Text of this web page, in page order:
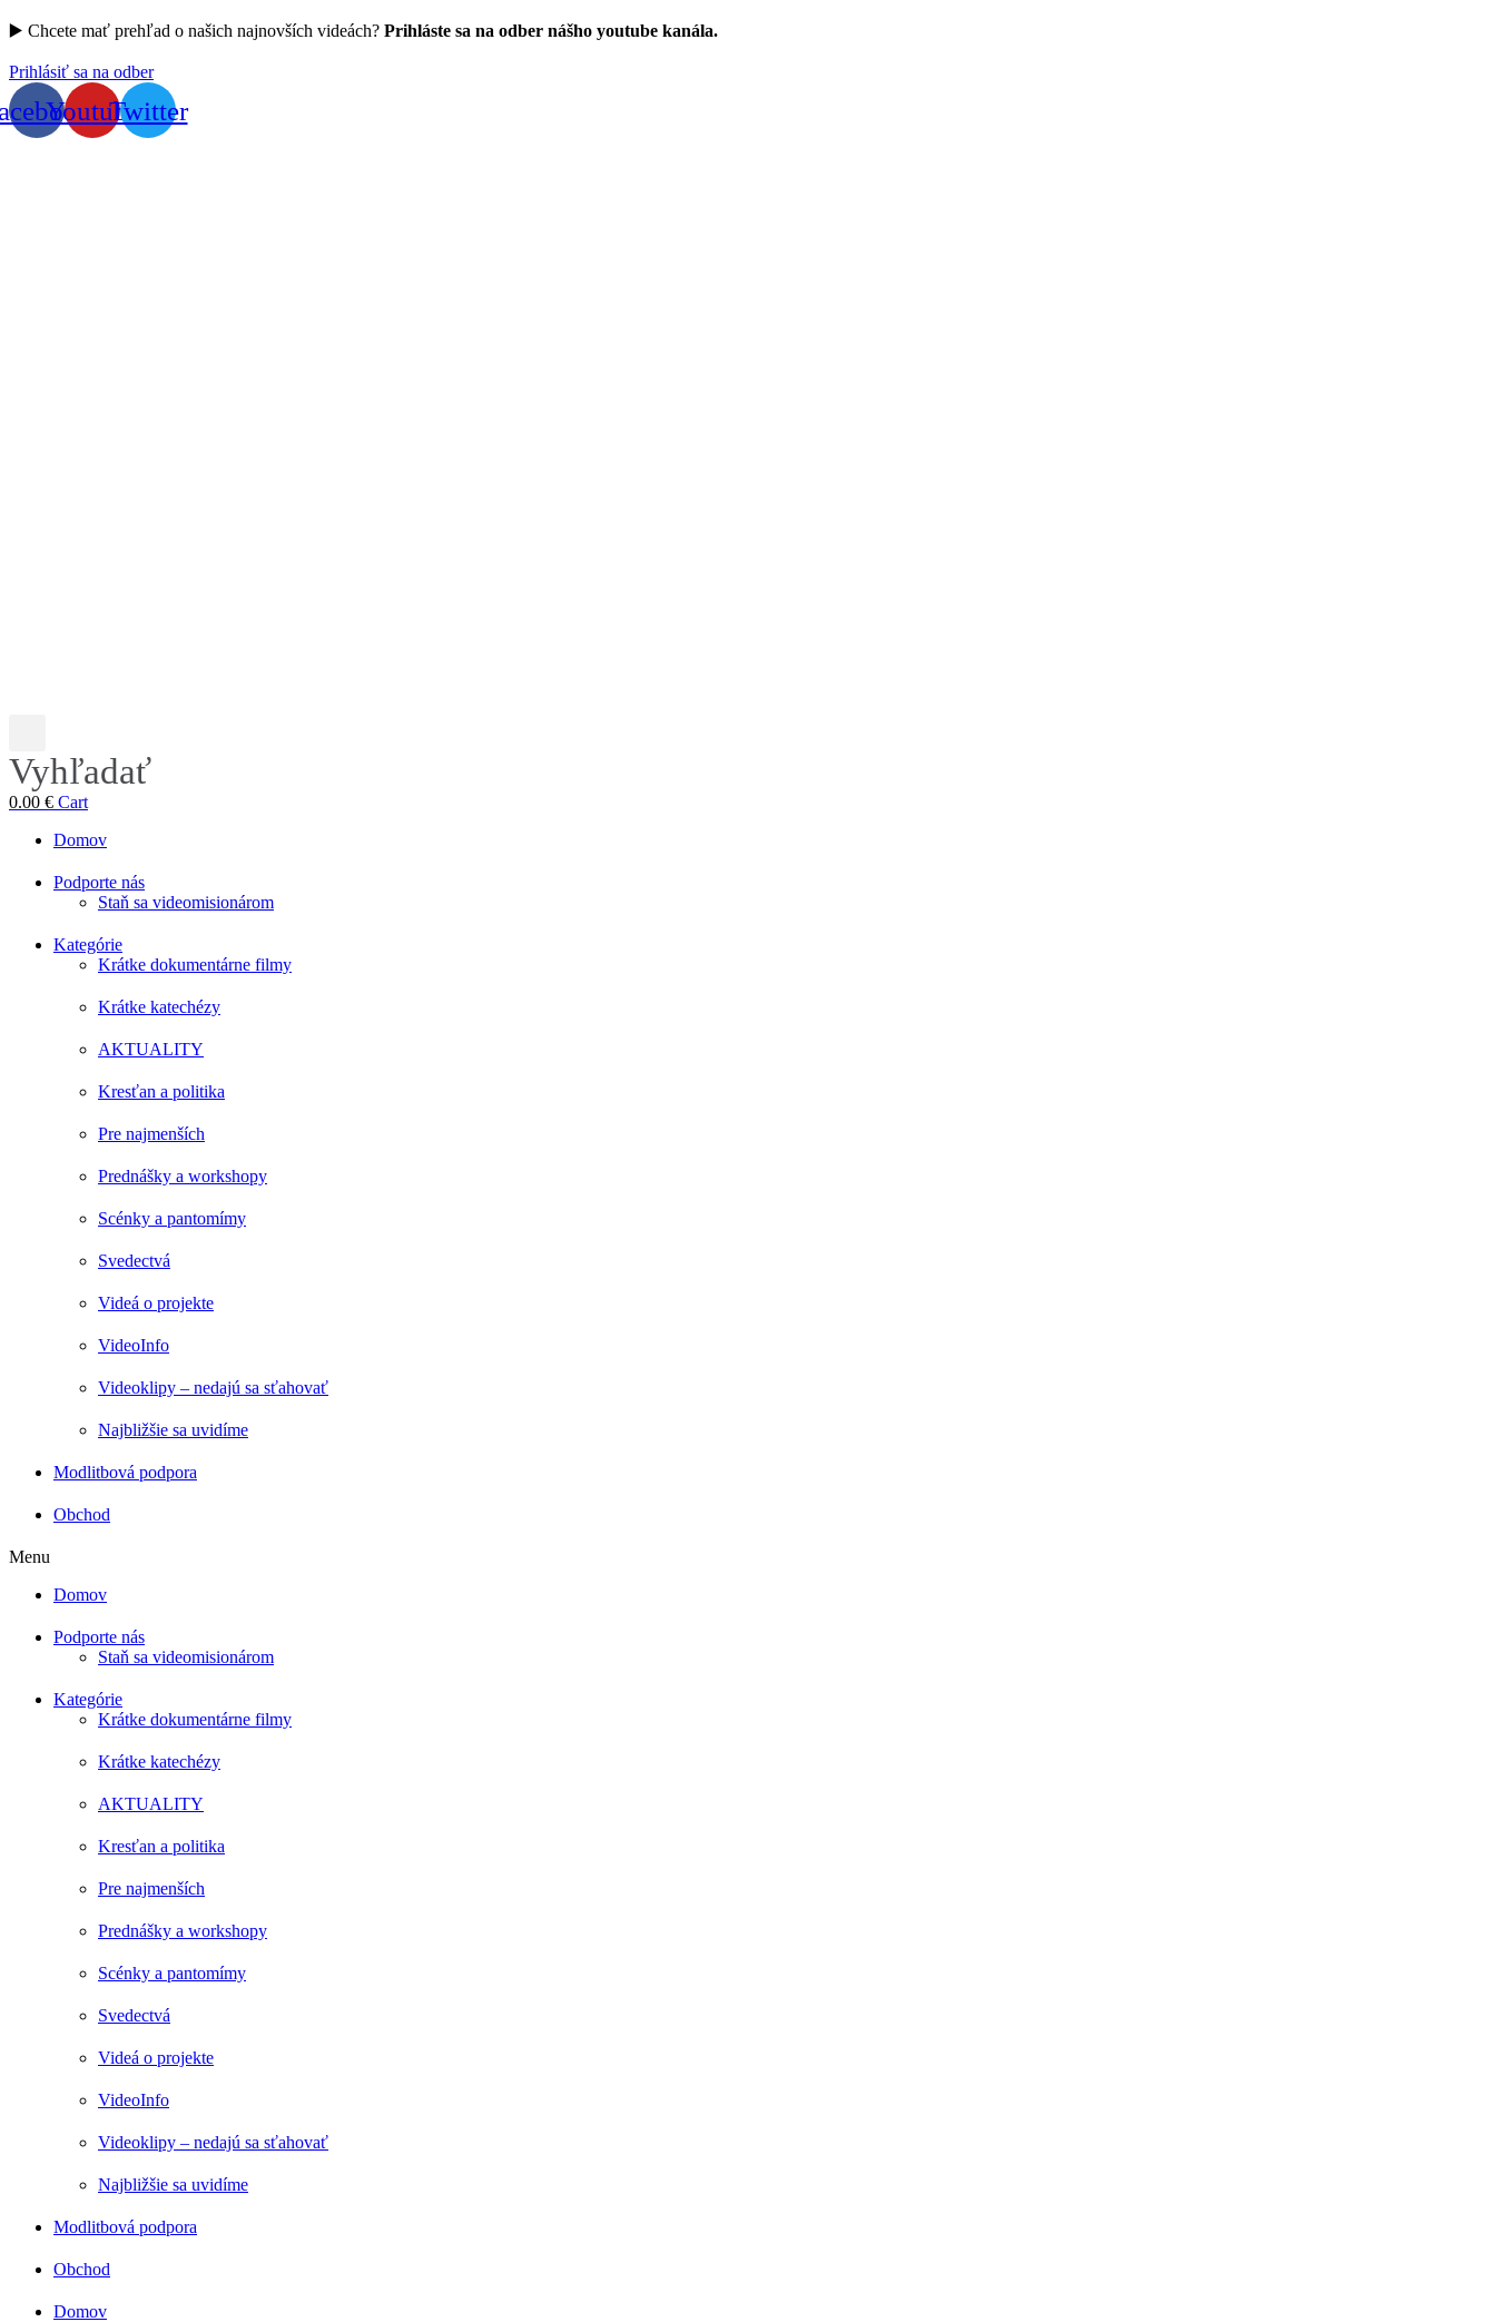
▶️ Chcete mať prehľad o našich najnovších videách? Prihláste sa na odber nášho youtube kanála.
Prihlásiť sa na odber
YoutubeTwitter
Vyhľadať
0.00 € Cart
Domov
Podporte nás
Staň sa videomisionárom
Kategórie
Krátke dokumentárne filmy
Krátke katechézy
AKTUALITY
Kresťan a politika
Pre najmenších
Prednášky a workshopy
Scénky a pantomímy
Svedectvá
Videá o projekte
VideoInfo
Videoklipy – nedajú sa sťahovať
Najbližšie sa uvidíme
Modlitbová podpora
Obchod
Menu
Domov
Podporte nás
Staň sa videomisionárom
Kategórie
Krátke dokumentárne filmy
Krátke katechézy
AKTUALITY
Kresťan a politika
Pre najmenších
Prednášky a workshopy
Scénky a pantomímy
Svedectvá
Videá o projekte
VideoInfo
Videoklipy – nedajú sa sťahovať
Najbližšie sa uvidíme
Modlitbová podpora
Obchod
Domov